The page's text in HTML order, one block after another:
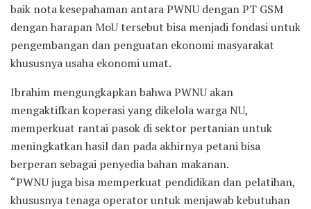
baik nota kesepahaman antara PWNU dengan PT GSM
dengan harapan MoU tersebut bisa menjadi fondasi untuk
pengembangan dan penguatan ekonomi masyarakat
khususnya usaha ekonomi umat.
Ibrahim mengungkapkan bahwa PWNU akan
mengaktifkan koperasi yang dikelola warga NU,
memperkuat rantai pasok di sektor pertanian untuk
meningkatkan hasil dan pada akhirnya petani bisa
berperan sebagai penyedia bahan makanan.
“PWNU juga bisa memperkuat pendidikan dan pelatihan,
khususnya tenaga operator untuk menjawab kebutuhan